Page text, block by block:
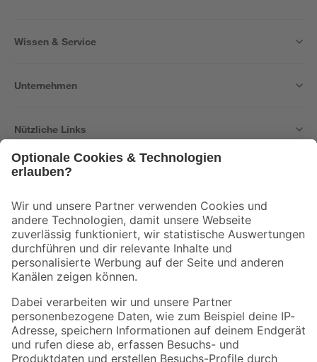
Wissen & Service
Unternehmen
Nützliche Links
Der toom Newsletter: Keine Angebote und Aktionen mehr verpassen!
Zur Newsletter Anmeldung
Folge uns
Zahlungsarten Versandarten